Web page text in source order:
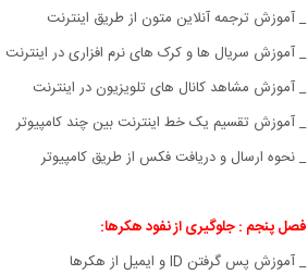
_ آموزش ترجمه آنلاین متون از طریق اینترنت
_ آموزش سریال ها و کرک های نرم افزاری در اینترنت
_ آموزش مشاهد کانال های تلویزیون در اینترنت
_ آموزش تقسیم یک خط اینترنت بین چند کامپیوتر
_ نحوه ارسال و دریافت فکس از طریق کامپیوتر
فصل پنجم : جلوگیری از نفود هکرها:
_ آموزش پس گرفتن ID و ایمیل از هکرها